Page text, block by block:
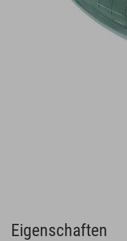
Eigenschaften